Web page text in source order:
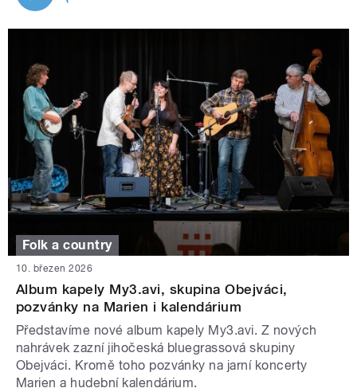
Folk a country
10. březen 2026
Album kapely My3.avi, skupina Obejváci,
pozvánky na Marien i kalendárium
Představíme nové album kapely My3.avi. Z nových
nahrávek zazní jihočeská bluegrassová skupiny
Obejváci. Kromě toho pozvánky na jarní koncerty
Marien a hudební kalendárium.